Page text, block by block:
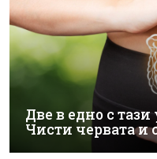
Две в едно с
Чисти червата и